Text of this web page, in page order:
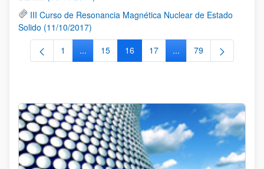
III Curso de Resonancia Magnética Nuclear de Estado
Solido (11/10/2017)
Página
1 ...Páginas intermedias Use TAB para desplazarse.
Página
15 Página
16 Página
17 ...Páginas intermedias
Página
79